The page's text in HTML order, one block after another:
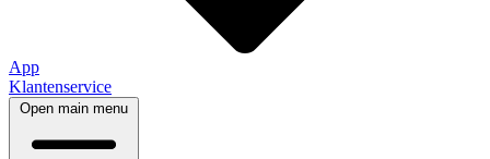
App
Klantenservice
Open main menu